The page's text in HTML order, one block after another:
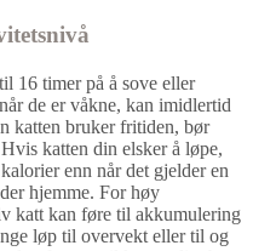
16 timer på å sove eller
de er våkne, kan imidlertid
katten bruker fritiden, bør
katten din elsker å løpe,
enn når det gjelder en
hjemme. For høy
katt kan føre til akkumulering
løp til overvekt eller til og